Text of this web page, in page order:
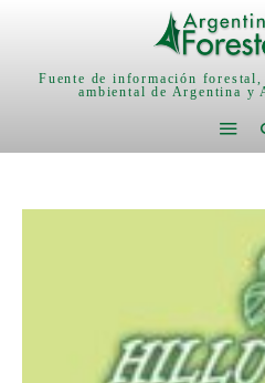
Fuente de información
ambiental de Argentina y